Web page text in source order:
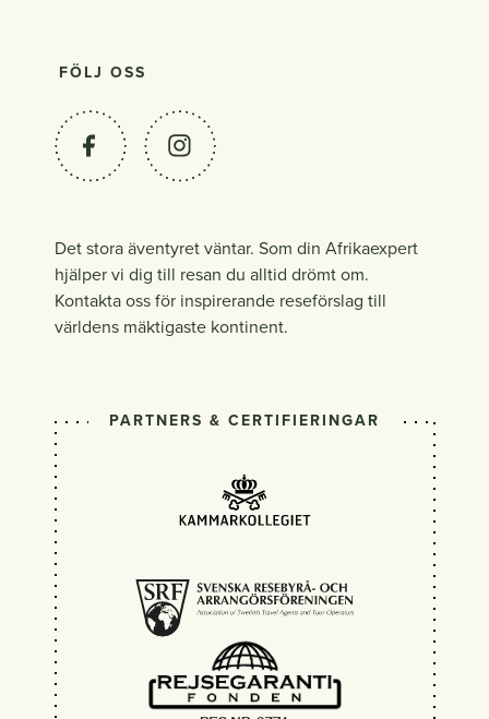
FÖLJ OSS
Det stora äventyret väntar. Som din Afrikaexpert
hjälper vi dig till resan du alltid drömt om.
Kontakta oss för inspirerande reseförslag till
världens mäktigaste kontinent.
PARTNERS & CERTIFIERINGAR